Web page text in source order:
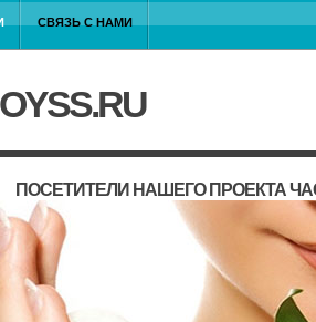
СВЯЗЬ С НАМИ
ПОСЕТИТЕЛИ НАШЕГО ПРОЕКТА